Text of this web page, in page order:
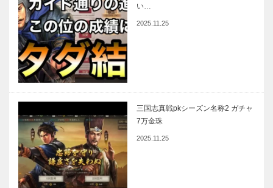
い…
2025.11.25
三国志真戦pkシーズン名称2 ガチャ
7万金珠
2025.11.25